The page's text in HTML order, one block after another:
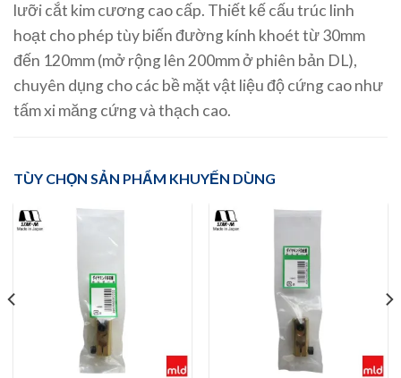
lưỡi cắt kim cương cao cấp. Thiết kế cấu trúc linh
hoạt cho phép tùy biến đường kính khoét từ 30mm
đến 120mm (mở rộng lên 200mm ở phiên bản DL),
chuyên dụng cho các bề mặt vật liệu độ cứng cao như
tấm xi măng cứng và thạch cao.
TÙY CHỌN SẢN PHẨM KHUYẾN DÙNG